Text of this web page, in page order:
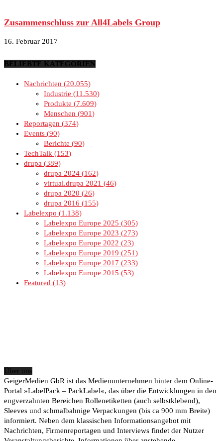
Zusammenschluss zur All4Labels Group
16. Februar 2017
BELIEBTE KATEGORIEN
Nachrichten
20.055
Industrie
11.530
Produkte
7.609
Menschen
901
Reportagen
374
Events 90
Berichte
90
TechTalk
153
drupa
389
drupa 2024
162
virtual.drupa 2021
46
drupa 2020
26
drupa 2016
155
Labelexpo
1.138
Labelexpo Europe 2025
305
Labelexpo Europe 2023
273
Labelexpo Europe 2022
23
Labelexpo Europe 2019
251
Labelexpo Europe 2017
233
Labelexpo Europe 2015
53
Featured
13
Über uns
GeigerMedien GbR ist das Medienunternehmen hinter dem Online-
Portal »LabelPack – PackLabel«, das über die Entwicklungen in den
engverzahnten Bereichen Rollenetiketten (auch selbstklebend),
Sleeves und schmalbahnige Verpackungen (bis ca 900 mm Breite)
informiert. Neben dem klassischen Informationsangebot mit
Nachrichten, Firmenreportagen und Interviews findet der Nutzer